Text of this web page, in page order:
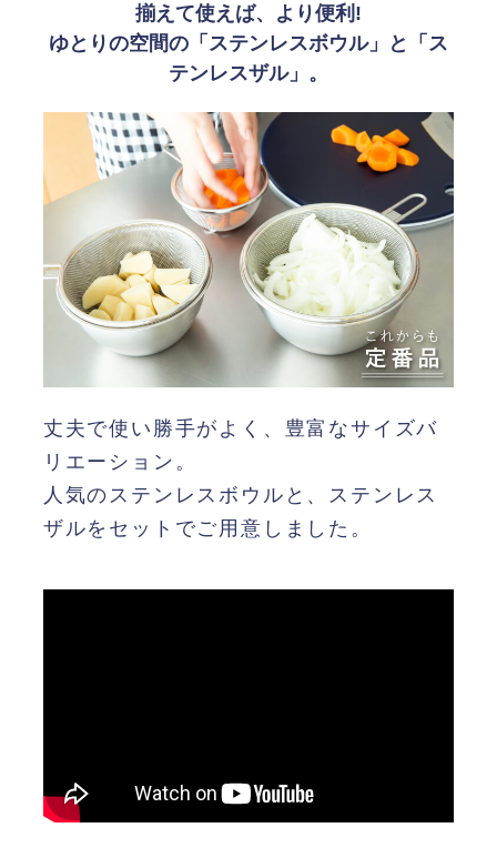
揃えて使えば、より便利!
ゆとりの空間の「ステンレスボウル」と「ス
テンレスザル」。
丈夫で使い勝手がよく、豊富なサイズバ
リエーション。
人気のステンレスボウルと、ステンレス
ザルをセットでご用意しました。